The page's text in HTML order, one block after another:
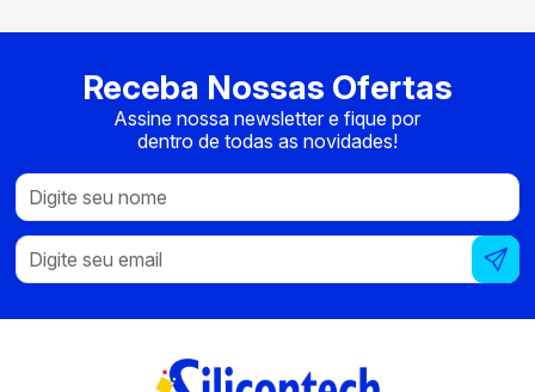
Receba Nossas Ofertas
Assine nossa newsletter e fique por
dentro de todas as novidades!